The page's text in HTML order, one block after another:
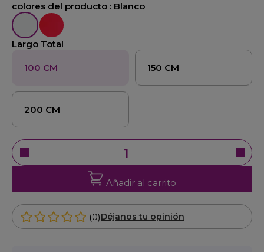
colores del producto : Blanco
BlancoRojo
Largo Total
100 CM 150 CM
200 CM
Añadir al carrito
(0)Déjanos tu opinión